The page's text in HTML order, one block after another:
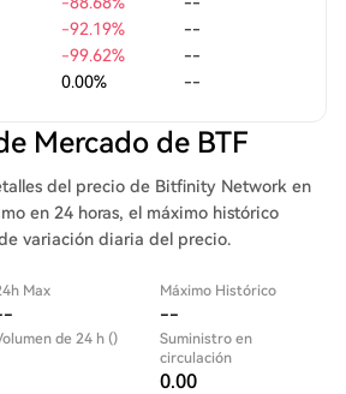
-92.19%
--
-99.62%
--
0.00% --
Mercado de BTF
del precio de Bitfinity Network en
en 24 horas, el máximo histórico
variación diaria del precio.
Max Máximo Histórico
--
de 24 h ()
Suministro en
circulación
0.00